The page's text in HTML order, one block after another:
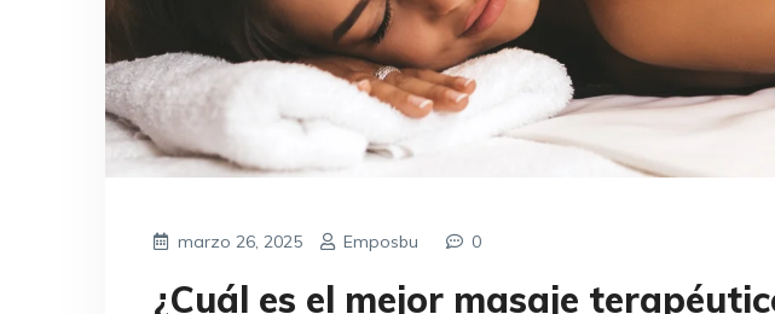
marzo 26, 2025 Emposbu 0
¿Cuál es el mejor masaje